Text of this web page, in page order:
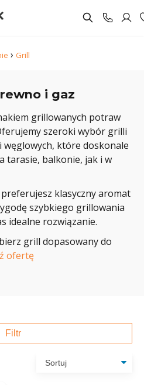
› Grill
i gaz
grillowanych potraw
szeroki wybór grilli
węglowych, które doskonale
tarasie, balkonie, jak i w
klasyczny aromat
szybkiego grillowania
idealne rozwiązanie.
grill dopasowany do
ofertę
Filtr